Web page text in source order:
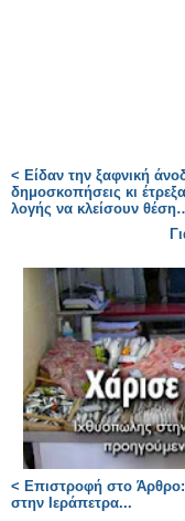
< Eίδαν την ξαφνική
δημοσκοπήσεις κι
λογής να κλείσουν
< Επιστροφή στο Άρθρο:
στην Ιεράπετρα...